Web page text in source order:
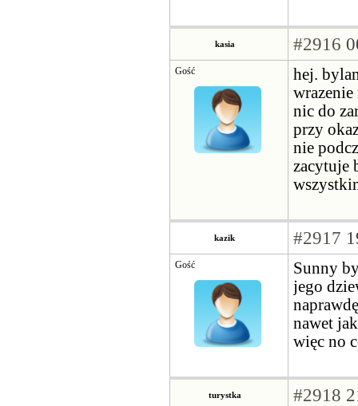
kasia #2916
Gość
hej.
nic do
przy
nie
zacytuje
kazik #2917
Gość
Sunny
jego
nawet
więc no
turystka #2918